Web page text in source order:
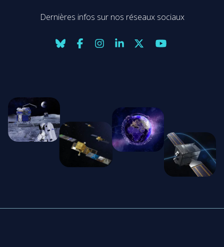
Dernières infos sur nos réseaux sociaux